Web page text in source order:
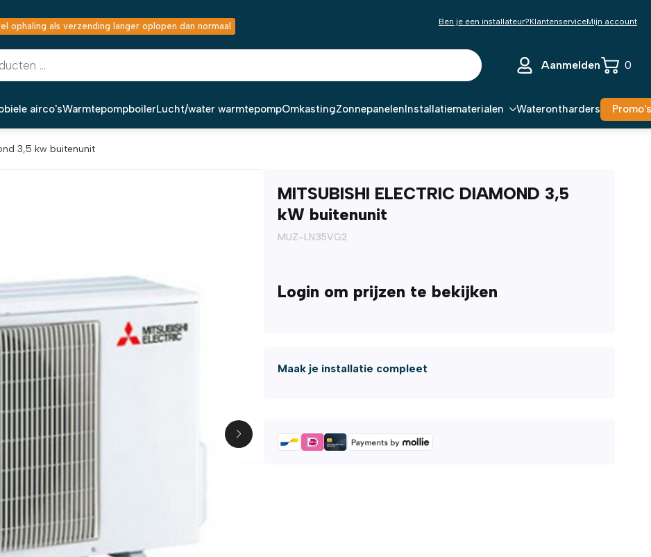
als verzending langer oplopen dan normaal Ben je een installateur?KlantenserviceMijn account
Aanmelden 0
airco'sWarmtepompboilerLucht/water warmtepompOmkastingZonnepanelenInstallatiematerialen Waterontharders Promo's
3,5 kw buitenunit
MITSUBISHI ELECTRIC DIAMOND 3,5
kW buitenunit
MUZ-LN35VG2
Login om prijzen te bekijken
Maak je installatie compleet